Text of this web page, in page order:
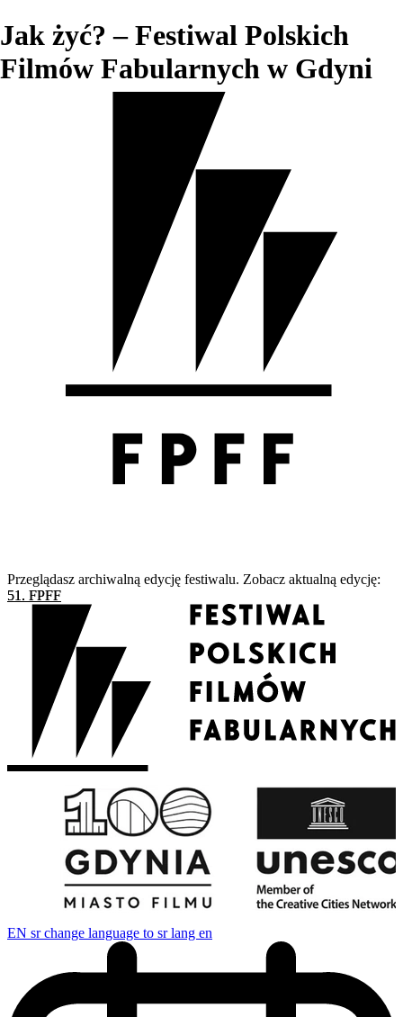
Jak żyć? – Festiwal Polskich
Filmów Fabularnych w Gdyni
Przeglądasz archiwalną edycję festiwalu. Zobacz aktualną edycję:
51. FPFF
EN sr change language to sr lang en